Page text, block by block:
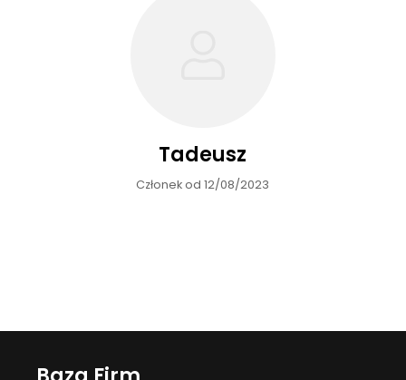
Tadeusz
Członek od 12/08/2023